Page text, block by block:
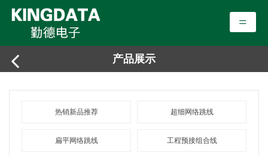
=
产品展示
热销新品推荐 超细网络跳线
扁平网络跳线 工程预接组合线